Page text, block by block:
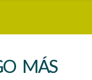
MÁS